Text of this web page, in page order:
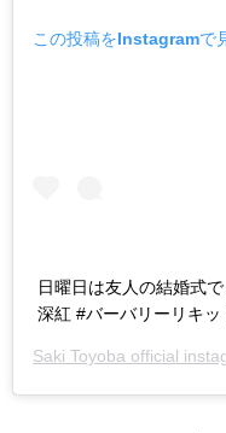
この投稿をInstagramで
日曜日は友人の結婚式
深紅 #バーバリーリキ
Saki Toyoba official